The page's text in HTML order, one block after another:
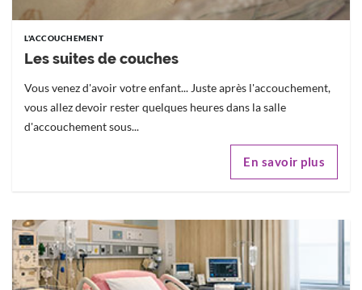
L'ACCOUCHEMENT
Les suites de couches
Vous venez d'avoir votre enfant... Juste après l'accouchement,
vous allez devoir rester quelques heures dans la salle
d'accouchement sous...
En savoir plus